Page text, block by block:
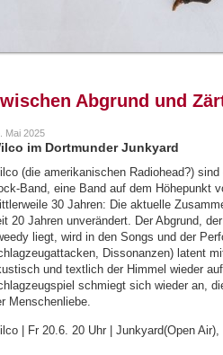
Abgrund und
Mai 2025
im Dortmunder Junkyard
(die amerikanischen Radiohead?)
Band, eine Band auf dem Höhepunkt
30 Jahren: Die aktuelle
20 Jahren unverändert. Der Abgrund,
liegt, wird in den Songs und der
Dissonanzen) latent
und textlich der Himmel wieder
schmiegt sich wieder an,
Menschenliebe.
| Fr 20.6. 20 Uhr | Junkyard(Open Air),